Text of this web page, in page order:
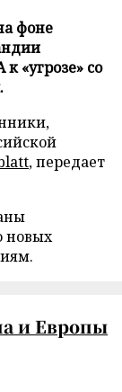
фоне
«угрозе» со
, передает
новых
и Европы